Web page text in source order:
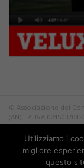
© Associazione dei
(AN) - P. IVA
Tutti i diritti riservati.
PrivacyUtilizziamo i
migliore
questo